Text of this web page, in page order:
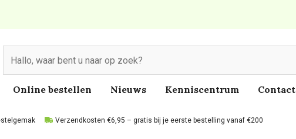
Online bestellen Nieuws Kenniscentrum Contact
Verzendkosten €6,95 – gratis bij je eerste bestelling vanaf €200